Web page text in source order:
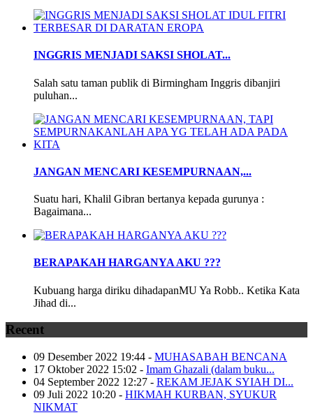
INGGRIS MENJADI SAKSI SHOLAT...
Salah satu taman publik di Birmingham Inggris dibanjiri
puluhan...
JANGAN MENCARI KESEMPURNAAN,...
Suatu hari, Khalil Gibran bertanya kepada gurunya :
Bagaimana...
BERAPAKAH HARGANYA AKU ???
Kubuang harga diriku dihadapanMU Ya Robb.. Ketika Kata
Jihad di...
Recent
09 Desember 2022 19:44 - MUHASABAH BENCANA
17 Oktober 2022 15:02 - Imam Ghazali (dalam buku...
04 September 2022 12:27 - REKAM JEJAK SYIAH DI...
09 Juli 2022 10:20 - HIKMAH KURBAN, SYUKUR
NIKMAT